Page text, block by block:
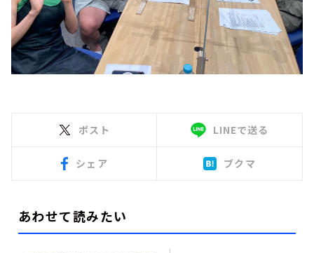
ポスト LINEで送る
シェア ブクマ
あわせて読みたい